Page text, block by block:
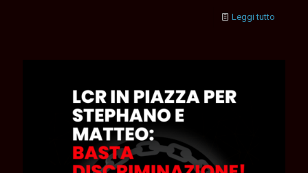
Leggi tutto